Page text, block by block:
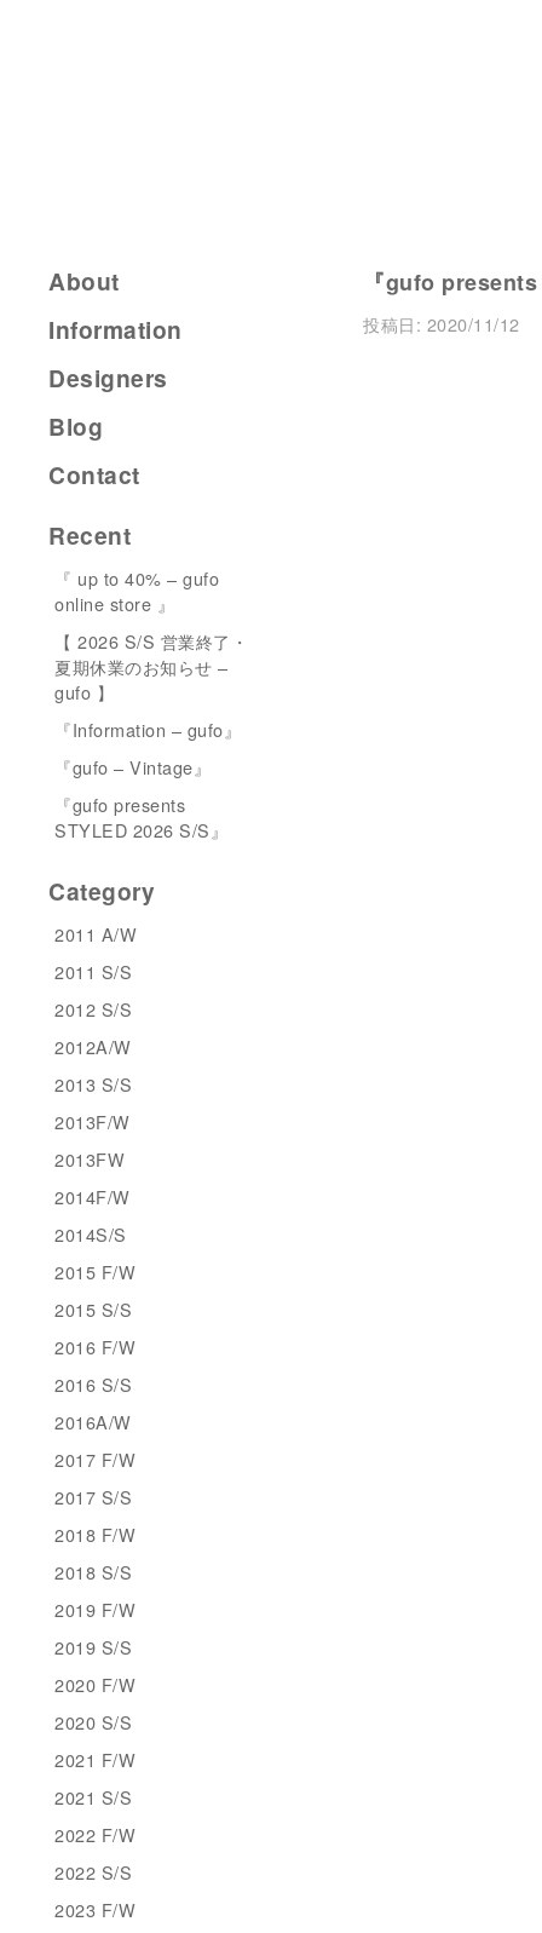
『gufo
投稿日: 2020/11/12
About
Information
Designers
Blog
Contact
Recent
『 up to 40% – gufo
online store 』
【 2026 S/S 営業終了・
夏期休業のお知らせ –
gufo 】
『Information – gufo』
『gufo – Vintage』
『gufo presents
STYLED 2026 S/S』
Category
2011 A/W
2011 S/S
2012 S/S
2012A/W
2013 S/S
2013F/W
2013FW
2014F/W
2014S/S
2015 F/W
2015 S/S
2016 F/W
2016 S/S
2016A/W
2017 F/W
2017 S/S
2018 F/W
2018 S/S
2019 F/W
2019 S/S
2020 F/W
2020 S/S
2021 F/W
2021 S/S
2022 F/W
2022 S/S
2023 F/W